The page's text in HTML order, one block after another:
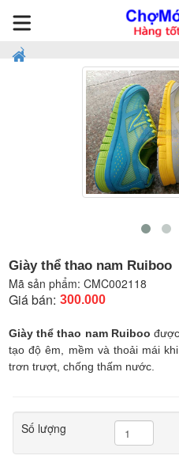
Giày thể thao nam Ruiboo
Mã sản phẩm:CMC002118
Giá bán: 300.000
Giày thể thao nam Ruiboo
tạo độ êm, mềm và thoải mái
trơn trượt, chống thấm nước.
Số lượng